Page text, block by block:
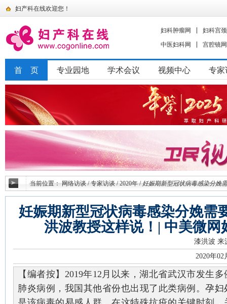
妇产科在线欢迎您！
妇科肿瘤网
妇科宫
中医妇科网
宫腔镜网
首 页 专业园地 学术会议 视频中心 专家
当前位置：网络访谈 / 专家访谈 / 2020年 / 妊娠期新型冠状病毒感染分娩
妊娠期新型冠状病毒感染分娩需
洪波教授这样说！| 中美微网
漆洪波 来
2020年02
【编者按】2019年12月以来，湖北省武汉市发生
肺炎病例，我国其他省份也出现了此类病例。孕